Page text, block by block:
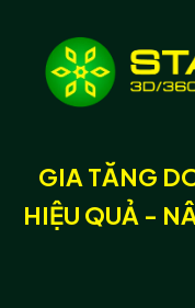
GIA TĂNG
HIỆU QUẢ -